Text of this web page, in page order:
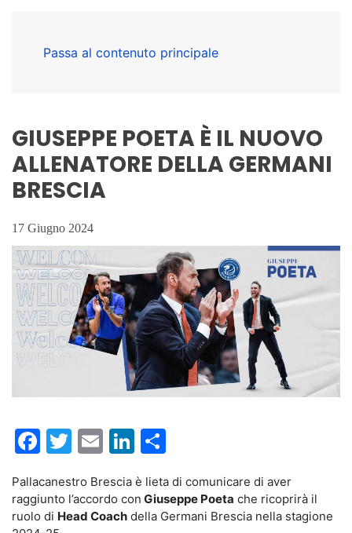
Passa al contenuto principale
GIUSEPPE POETA È IL NUOVO
ALLENATORE DELLA GERMANI
BRESCIA
17 Giugno 2024
Facebook
Twitter
EmailLinkedIn
Pallacanestro Brescia è lieta di comunicare di aver
raggiunto l’accordo con Giuseppe Poeta che ricoprirà il
ruolo di Head Coach della Germani Brescia nella stagione